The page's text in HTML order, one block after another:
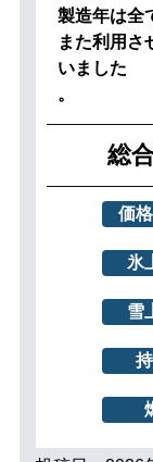
製造年は全
また利用さ
いました
。
総
価
氷
雪